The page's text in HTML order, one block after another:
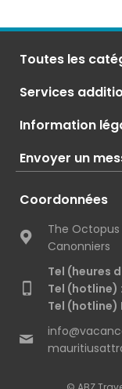
Toutes les
Services
Information
Envoyer un
Coordonnées
The Octopus
Canonniers
Tel (heures
Tel (hotline) :
Tel (hotline)